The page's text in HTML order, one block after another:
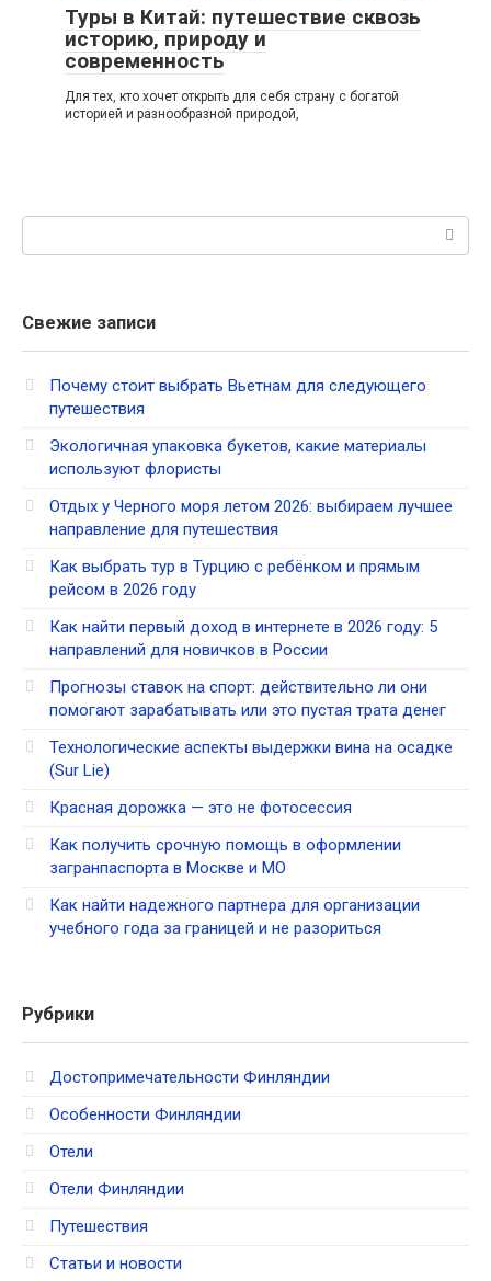
Туры в Китай: путешествие сквозь
историю, природу и
современность
Для тех, кто хочет открыть для себя страну с богатой
историей и разнообразной природой,
Свежие записи
Почему стоит выбрать Вьетнам для следующего
путешествия
Экологичная упаковка букетов, какие материалы
используют флористы
Отдых у Черного моря летом 2026: выбираем лучшее
направление для путешествия
Как выбрать тур в Турцию с ребёнком и прямым
рейсом в 2026 году
Как найти первый доход в интернете в 2026 году: 5
направлений для новичков в России
Прогнозы ставок на спорт: действительно ли они
помогают зарабатывать или это пустая трата денег
Технологические аспекты выдержки вина на осадке
(Sur Lie)
Красная дорожка — это не фотосессия
Как получить срочную помощь в оформлении
загранпаспорта в Москве и МО
Как найти надежного партнера для организации
учебного года за границей и не разориться
Рубрики
Достопримечательности Финляндии
Особенности Финляндии
Отели
Отели Финляндии
Путешествия
Статьи и новости